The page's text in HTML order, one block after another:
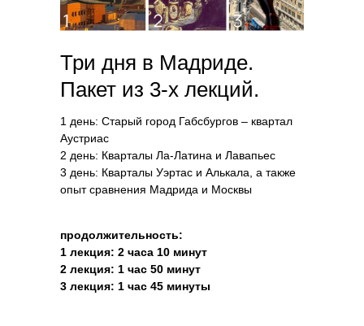
Три дня в Мадриде.
Пакет из 3-х лекций.
1 день: Старый город Габсбургов – квартал
Аустриас
2 день: Кварталы Ла-Латина и Лавапьес
3 день: Кварталы Уэртас и Алькала, а также
опыт сравнения Мадрида и Москвы
продолжительность:
1 лекция: 2 часа 10 минут
2 лекция: 1 час 50 минут
3 лекция: 1 час 45 минуты